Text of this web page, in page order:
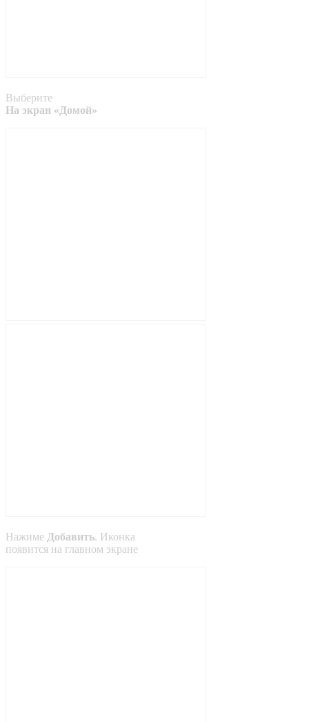
Выберите
На экран «Домой»
Нажиме Добавить. Иконка
появится на главном экране